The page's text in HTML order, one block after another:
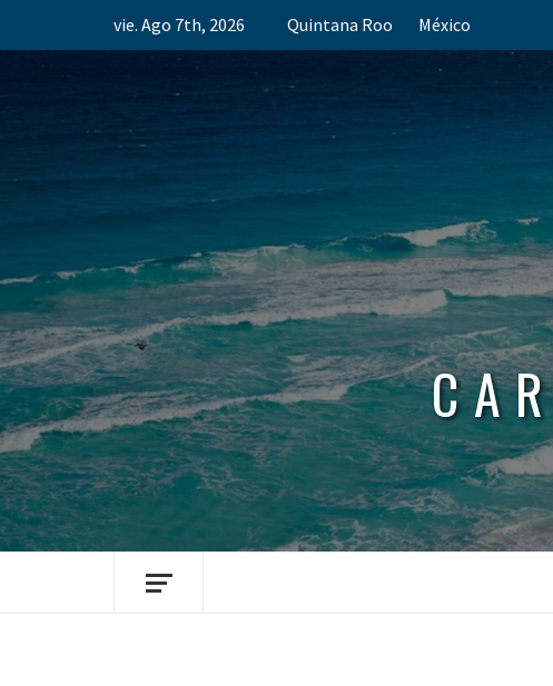
vie. Ago 7th, 2026 Quintana Roo México